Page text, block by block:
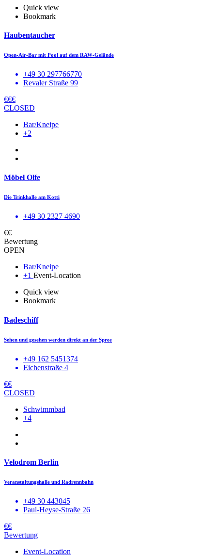
Quick view
Bookmark
Haubentaucher
Open-Air-Bar mit Pool auf dem RAW-Gelände
+49 30 297766770
Revaler Straße 99
€€€
CLOSED
Bar/Kneipe
+2
Möbel Olfe
Die Trinkhalle am Kotti
+49 30 2327 4690
€€
Bewertung
OPEN
Bar/Kneipe
+1 Event-Location
Quick view
Bookmark
Badeschiff
Sehen und gesehen werden direkt an der Spree
+49 162 5451374
Eichenstraße 4
€€
CLOSED
Schwimmbad
+4
Velodrom Berlin
Veranstaltungshalle und Radrennbahn
+49 30 443045
Paul-Heyse-Straße 26
€€
Bewertung
Event-Location